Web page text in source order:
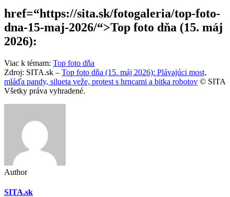
href=“https://sita.sk/fotogaleria/top-foto-
dna-15-maj-2026/“>Top foto dňa (15. máj
2026):
Viac k témam: Top foto dňa
Zdroj: SITA.sk – Top foto dňa (15. máj 2026): Plávajúci most,
mláďa pandy, silueta veže, protest s hrncami a bitka robotov © SITA
Všetky práva vyhradené.
Author
SITA.sk